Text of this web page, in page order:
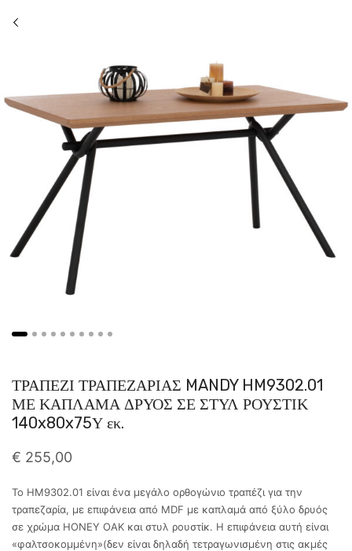
ΤΡΑΠΕΖΙ ΤΡΑΠΕΖΑΡΙΑΣ MANDY HM9302.01
ΜΕ ΚΑΠΛΑΜΑ ΔΡΥΟΣ ΣΕ ΣΤΥΛ ΡΟΥΣΤΙΚ
140x80x75Υ εκ.
€ 255,00
Το ΗΜ9302.01 είναι ένα μεγάλο ορθογώνιο τραπέζι για την
τραπεζαρία, με επιφάνεια από MDF με καπλαμά από ξύλο δρυός
σε χρώμα ΗΟΝΕΥ ΟΑΚ και στυλ ρουστίκ. Η επιφάνεια αυτή είναι
«φαλτσοκομμένη»(δεν είναι δηλαδή τετραγωνισμένη στις ακμές